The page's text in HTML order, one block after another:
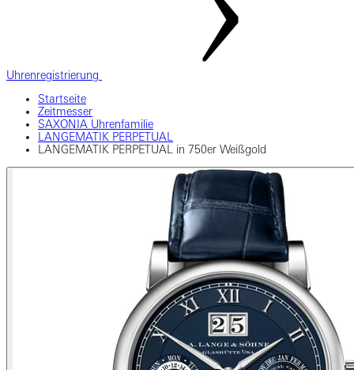
Uhrenregistrierung
Startseite
Zeitmesser
SAXONIA Uhrenfamilie
LANGEMATIK PERPETUAL
LANGEMATIK PERPETUAL in 750er Weißgold